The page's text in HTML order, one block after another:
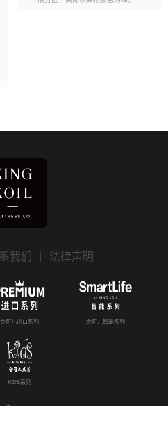
我们 ｜ 法律声明
金可儿进口系列 金可儿智能系列
KIDS系列